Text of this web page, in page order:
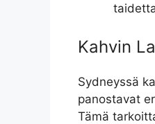
Kahvin
Sydneyssä
panostavat
Tämä